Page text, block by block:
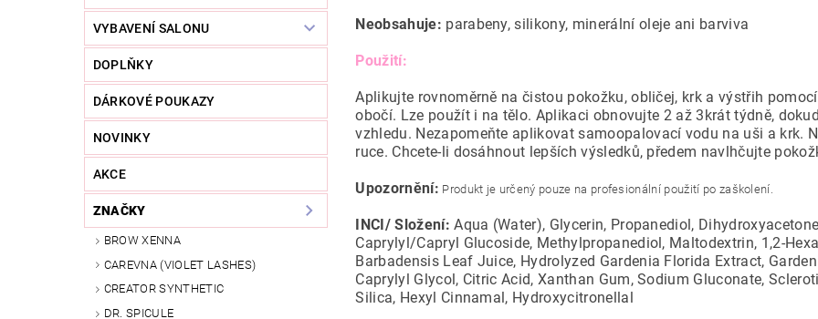
VYBAVENÍ SALONU
DOPLŇKY
DÁRKOVÉ POUKAZY
NOVINKY
AKCE
ZNAČKY
BROW XENNA
CAREVNA (VIOLET LASHES)
CREATOR SYNTHETIC
DR. SPICULE
Neobsahuje: parabeny,silikony, minerální oleje ani barviva
Použití:
Aplikujte rovnoměrně na čistou pokožku, obličej, krk a výstřih
obočí. Lze použít i na tělo. Aplikaci obnovujte 2 až 3krát týdně,
vzhledu. Nezapomeňte aplikovat samoopalovací vodu na uši a krk.
ruce. Chcete-li dosáhnout lepších výsledků, předem navlhčujte
Upozornění: Produkt je určený pouze na profesionální použití po zaškolení.
INCI/ Složení:Aqua (Water), Glycerin, Propanediol,
Caprylyl/Capryl Glucoside, Methylpropanediol, Maltodextrin, 1,2-
Barbadensis Leaf Juice, Hydrolyzed Gardenia Florida Extract,
Caprylyl Glycol, Citric Acid, Xanthan Gum, Sodium Gluconate,
Silica, Hexyl Cinnamal, Hydroxycitronellal